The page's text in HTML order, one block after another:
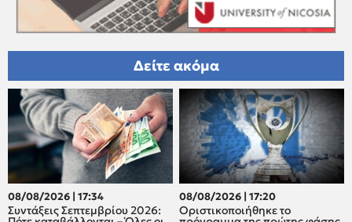
Δείτε ακόμα
08/08/2026 | 17:34
Συντάξεις Σεπτεμβρίου 2026:
08/08/2026 | 17:20
Οριστικοποιήθηκε το